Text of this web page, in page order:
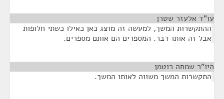
עו"ד אלעזר שטרן
ההתקשרות המשך, למעשה זה מוצג כאן כאילו כשתי חלופות
אבל זה אותו דבר. המספרים הם אותם מספרים.
היו"ר שמחה רוטמן
התקשרות המשך משווה לאותו המשך.